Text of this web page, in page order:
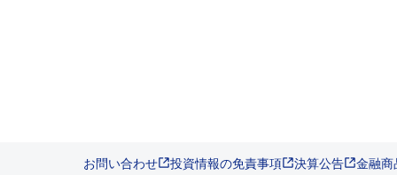
お問い合わせ 投資情報の免責事項 決算公告 金融